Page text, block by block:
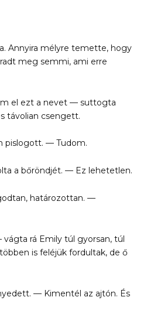
Annyira mélyre temette, hogy
meg semmi, ami erre
el ezt a nevet — suttogta
távolian csengett.
pislogott. — Tudom.
a bőröndjét. — Ez lehetetlen.
határozottan. —
rá Emily túl gyorsan, túl
is feléjük fordultak, de ő
— Kimentél az ajtón. És